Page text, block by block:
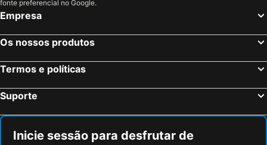
fonte preferencial no Google.
Empresa
Os nossos produtos
Termos e políticas
Suporte
Inicie sessão para desfrutar de